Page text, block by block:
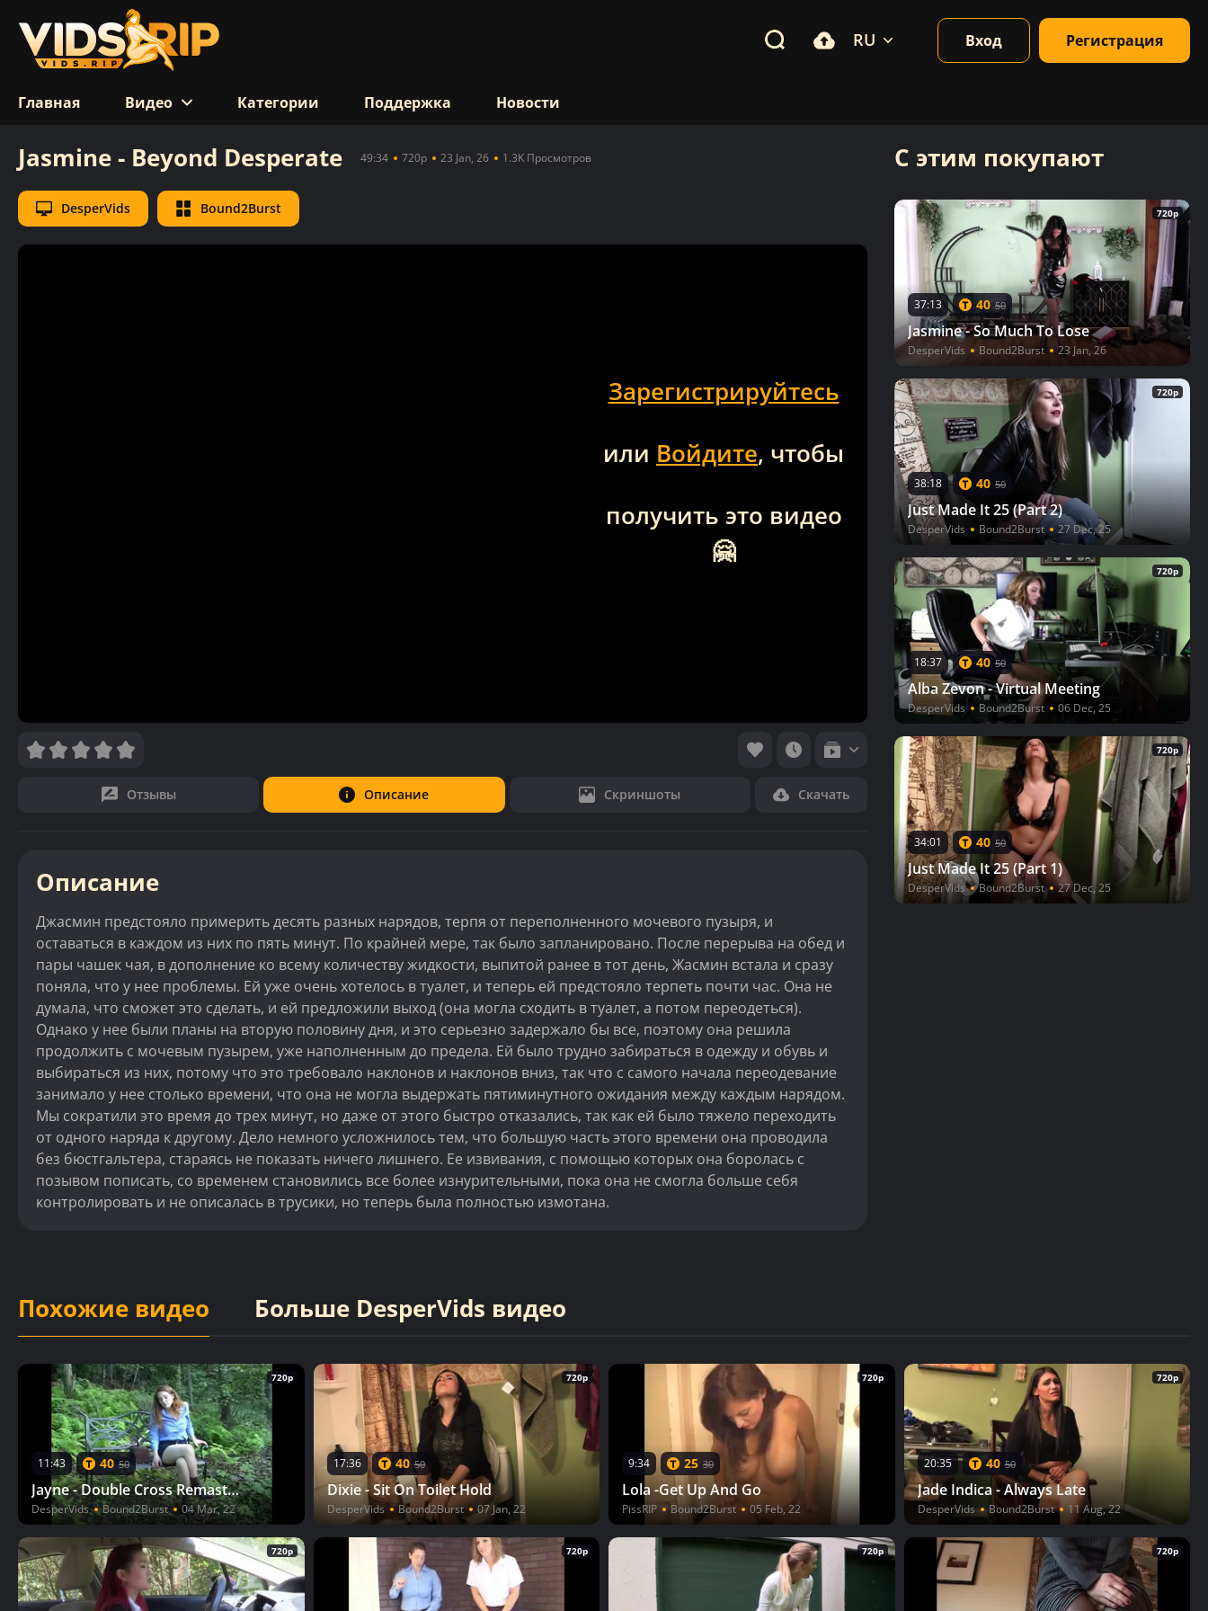
Главная Видео Категории Поддержка Новости
RU Вход Регистрация
Jasmine - Beyond Desperate 49:34 720p 23 Jan, 26 1.3K Просмотров
DesperVids Bound2Burst
Зарегистрируйтесь
или Войдите, чтобы
получить это видео
🤗
Отзывы Описание Скриншоты Скачать
Описание
Джасмин предстояло примерить десять разных нарядов, терпя от переполненного мочевого пузыря, и
оставаться в каждом из них по пять минут. По крайней мере, так было запланировано. После перерыва на обед и
пары чашек чая, в дополнение ко всему количеству жидкости, выпитой ранее в тот день, Жасмин встала и сразу
поняла, что у нее проблемы. Ей уже очень хотелось в туалет, и теперь ей предстояло терпеть почти час. Она не
думала, что сможет это сделать, и ей предложили выход (она могла сходить в туалет, а потом переодеться).
Однако у нее были планы на вторую половину дня, и это серьезно задержало бы все, поэтому она решила
продолжить с мочевым пузырем, уже наполненным до предела. Ей было трудно забираться в одежду и обувь и
выбираться из них, потому что это требовало наклонов и наклонов вниз, так что с самого начала переодевание
занимало у нее столько времени, что она не могла выдержать пятиминутного ожидания между каждым нарядом.
Мы сократили это время до трех минут, но даже от этого быстро отказались, так как ей было тяжело переходить
от одного наряда к другому. Дело немного усложнилось тем, что большую часть этого времени она проводила
без бюстгальтера, стараясь не показать ничего лишнего. Ее извивания, с помощью которых она боролась с
позывом пописать, со временем становились все более изнурительными, пока она не смогла больше себя
контролировать и не описалась в трусики, но теперь была полностью измотана.
С этим покупают
720p
37:13 40 50
Jasmine - So Much To Lose
DesperVids Bound2Burst 23 Jan, 26
720p
38:18 40 50
Just Made It 25 (Part 2)
DesperVids Bound2Burst 27 Dec, 25
720p
18:37 40 50
Alba Zevon - Virtual Meeting
DesperVids Bound2Burst 06 Dec, 25
720p
34:01 40 50
Just Made It 25 (Part 1)
DesperVids Bound2Burst 27 Dec, 25
Похожие видео Больше DesperVids видео
720p
11:43 40 50
Jayne - Double Cross Remastered
DesperVids Bound2Burst 04 Mar, 22
720p
17:36 40 50
Dixie - Sit On Toilet Hold
DesperVids Bound2Burst 07 Jan, 22
720p
9:34 25 30
Lola -Get Up And Go
PissRIP Bound2Burst 05 Feb, 22
720p
20:35 40 50
Jade Indica - Always Late
DesperVids Bound2Burst 11 Aug, 22
720p 720p 720p 720p